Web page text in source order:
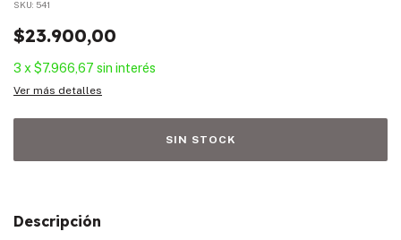
SKU: 541
$23.900,00
3 x $7.966,67 sin interés
Ver más detalles
Descripción